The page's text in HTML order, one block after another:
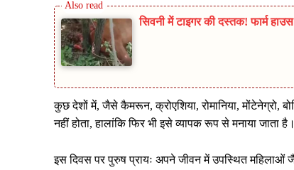
सिवनी में टाइगर की दस्तक! फार्म
कुछ देशों में, जैसे कैमरून, क्रोएशिया, रोमानिया, मोंटेनेग्रो,
नहीं होता, हालांकि फिर भी इसे व्यापक रूप से मनाया जाता है।
इस दिवस पर पुरुष प्रायः अपने जीवन में उपस्थित महिलाओं